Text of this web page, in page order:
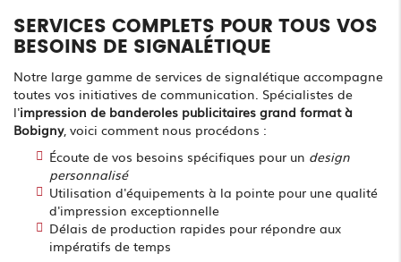
SERVICES COMPLETS POUR TOUS VOS
BESOINS DE SIGNALÉTIQUE
Notre large gamme de services de signalétique accompagne
toutes vos initiatives de communication. Spécialistes de
l'impression de banderoles publicitaires grand format à
Bobigny, voici comment nous procédons :
Écoute de vos besoins spécifiques pour un design
personnalisé
Utilisation d'équipements à la pointe pour une qualité
d'impression exceptionnelle
Délais de production rapides pour répondre aux
impératifs de temps